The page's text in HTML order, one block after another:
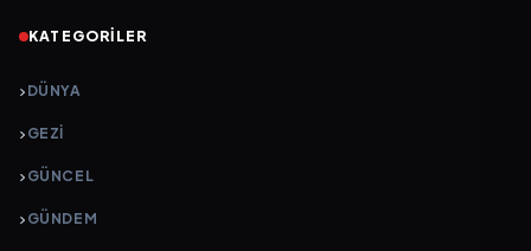
KATEGORILER
DÜNYA
GEZI
GÜNCEL
GÜNDEM